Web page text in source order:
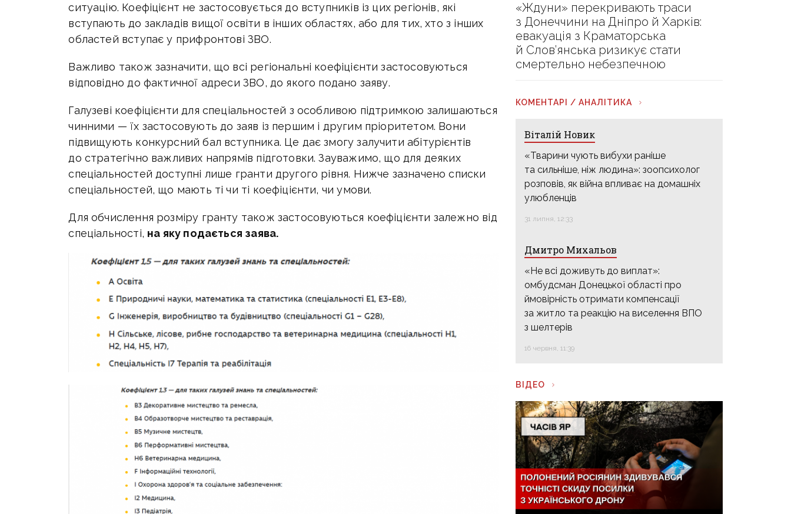
ситуацію. Коефіцієнт не застосовується до вступників із цих регіонів, які
вступають до закладів вищої освіти в інших областях, або для тих, хто з інших
областей вступає у прифронтові ЗВО.
Важливо також зазначити, що всі регіональні коефіцієнти застосовуються
відповідно до фактичної адреси ЗВО, до якого подано заяву.
Галузеві коефіцієнти для спеціальностей з особливою підтримкою залишаються
чинними — їх застосовують до заяв із першим і другим пріоритетом. Вони
підвищують конкурсний бал вступника. Це дає змогу залучити абітурієнтів
до стратегічно важливих напрямів підготовки. Зауважимо, що для деяких
спеціальностей доступні лише гранти другого рівня. Нижче зазначено списки
спеціальностей, що мають ті чи ті коефіцієнти, чи умови.
Для обчислення розміру гранту також застосовуються коефіцієнти залежно від
спеціальності, на яку подається заява.
«Ждуни» перекривають траси
з Донеччини на Дніпро й Харків:
евакуація з Краматорська
й Слов’янська ризикує стати
смертельно небезпечною
КОМЕНТАРІ / АНАЛІТИКА
Віталій Новик
«Тварини чують вибухи раніше
та сильніше, ніж людина»: зоопсихолог
розповів, як війна впливає на домашніх
улюбленців
31 липня, 12:33
Дмитро Михальов
«Не всі доживуть до виплат»:
омбудсман Донецької області про
ймовірність отримати компенсації
за житло та реакцію на виселення ВПО
з шелтерів
16 червня, 11:39
ВІДЕО